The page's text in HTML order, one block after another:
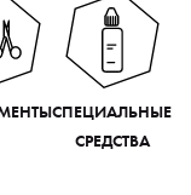
СПЕЦИАЛЬНЫЕ
СРЕДСТВА